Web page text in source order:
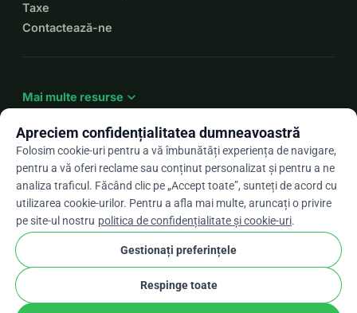
Taxe
Contactează-ne
Mai multe resurse expand_more
Roarrow_drop_down
★★★★★4,9 / 5 pe baza a peste 500 de recenzii
WhyDonate
Confidențialitate și cookie-uri
Termeni și condiții
Setările pentru cookie-uri
Apreciem confidențialitatea dumneavoastră
Folosim cookie-uri pentru a vă îmbunătăți experiența de navigare,
pentru a vă oferi reclame sau conținut personalizat și pentru a ne
analiza traficul. Făcând clic pe „Accept toate”, sunteți de acord cu
utilizarea cookie-urilor. Pentru a afla mai multe, aruncați o privire
pe site-ul nostru politica de confidențialitate și cookie-uri.
Gestionați preferințele
Respinge toate